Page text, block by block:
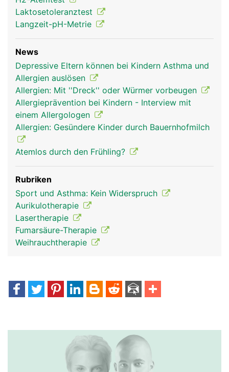
Laktosetoleranztest
Langzeit-pH-Metrie
News
Depressive Eltern können bei Kindern Asthma und
Allergien auslösen
Allergien: Mit ''Dreck'' oder Würmer vorbeugen
Allergieprävention bei Kindern - Interview mit
einem Allergologen
Allergien: Gesündere Kinder durch Bauernhofmilch
Atemlos durch den Frühling?
Rubriken
Sport und Asthma: Kein Widerspruch
Aurikulotherapie
Lasertherapie
Fumarsäure-Therapie
Weihrauchtherapie